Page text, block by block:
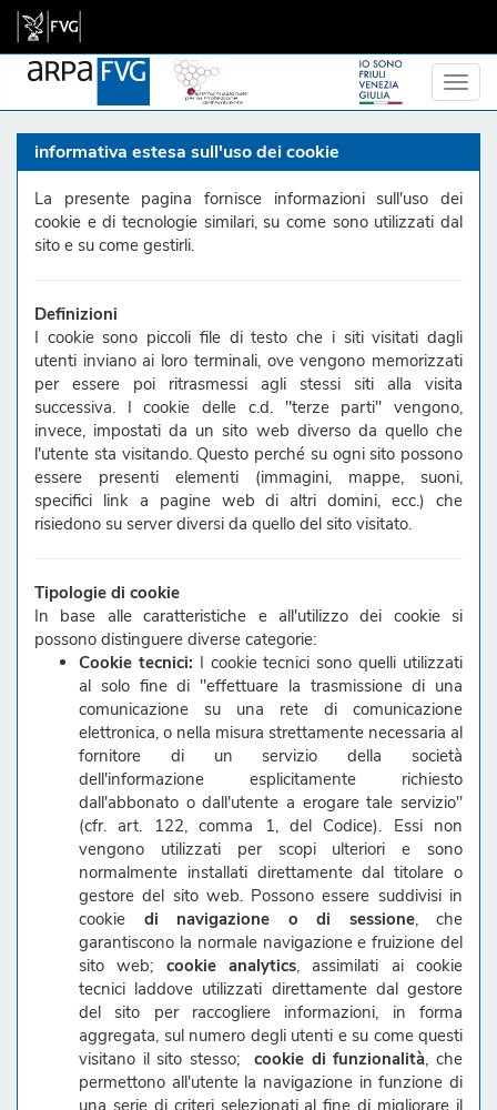
informativa estesa sull'uso dei cookie
La presente pagina fornisce informazioni sull'uso dei
cookie e di tecnologie similari, su come sono utilizzati dal
sito e su come gestirli.
Definizioni
I cookie sono piccoli file di testo che i siti visitati dagli
utenti inviano ai loro terminali, ove vengono memorizzati
per essere poi ritrasmessi agli stessi siti alla visita
successiva. I cookie delle c.d. "terze parti" vengono,
invece, impostati da un sito web diverso da quello che
l'utente sta visitando. Questo perché su ogni sito possono
essere presenti elementi (immagini, mappe, suoni,
specifici link a pagine web di altri domini, ecc.) che
risiedono su server diversi da quello del sito visitato.
Tipologie di cookie
In base alle caratteristiche e all'utilizzo dei cookie si
possono distinguere diverse categorie:
Cookie tecnici: I cookie tecnici sono quelli utilizzati
al solo fine di "effettuare la trasmissione di una
comunicazione su una rete di comunicazione
elettronica, o nella misura strettamente necessaria al
fornitore di un servizio della società
dell'informazione esplicitamente richiesto
dall'abbonato o dall'utente a erogare tale servizio"
(cfr. art. 122, comma 1, del Codice). Essi non
vengono utilizzati per scopi ulteriori e sono
normalmente installati direttamente dal titolare o
gestore del sito web. Possono essere suddivisi in
cookie di navigazione o di sessione, che
garantiscono la normale navigazione e fruizione del
sito web; cookie analytics, assimilati ai cookie
tecnici laddove utilizzati direttamente dal gestore
del sito per raccogliere informazioni, in forma
aggregata, sul numero degli utenti e su come questi
visitano il sito stesso;cookie di funzionalità, che
permettono all'utente la navigazione in funzione di
una serie di criteri selezionati al fine di migliorare il